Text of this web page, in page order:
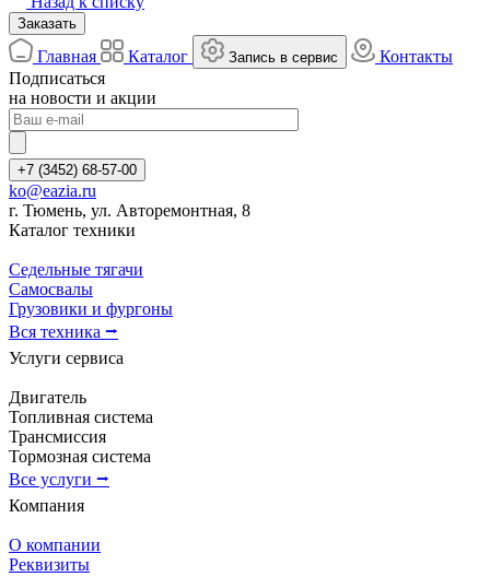
Заказать
Главная Каталог Запись в сервис
Контакты
Подписаться
на новости и акции
+7 (3452) 68-57-00
ko@eazia.ru
г. Тюмень, ул. Авторемонтная, 8
Каталог техники
Седельные тягачи
Самосвалы
Грузовики и фургоны
Вся техника ⭢
Услуги сервиса
Двигатель
Топливная система
Трансмиссия
Тормозная система
Все услуги ⭢
Компания
О компании
Реквизиты